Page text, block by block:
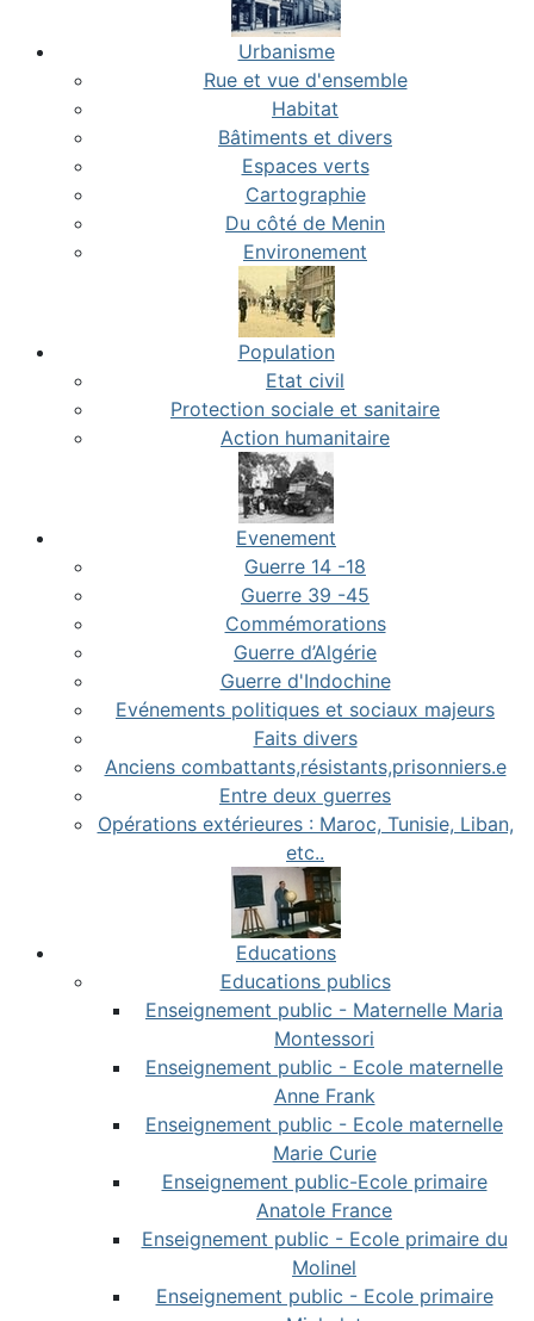
Urbanisme
Rue et vue d'ensemble
Habitat
Bâtiments et divers
Espaces verts
Cartographie
Du côté de Menin
Environement
Population
Etat civil
Protection sociale et sanitaire
Action humanitaire
Evenement
Guerre 14 -18
Guerre 39 -45
Commémorations
Guerre d’Algérie
Guerre d'Indochine
Evénements politiques et sociaux majeurs
Faits divers
Anciens combattants,résistants,prisonniers.e
Entre deux guerres
Opérations extérieures : Maroc, Tunisie, Liban,
etc..
Educations
Educations publics
Enseignement public - Maternelle Maria
Montessori
Enseignement public - Ecole maternelle
Anne Frank
Enseignement public - Ecole maternelle
Marie Curie
Enseignement public-Ecole primaire
Anatole France
Enseignement public - Ecole primaire du
Molinel
Enseignement public - Ecole primaire